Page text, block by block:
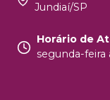
Jundiaí/SP
Horário de
segunda-feira